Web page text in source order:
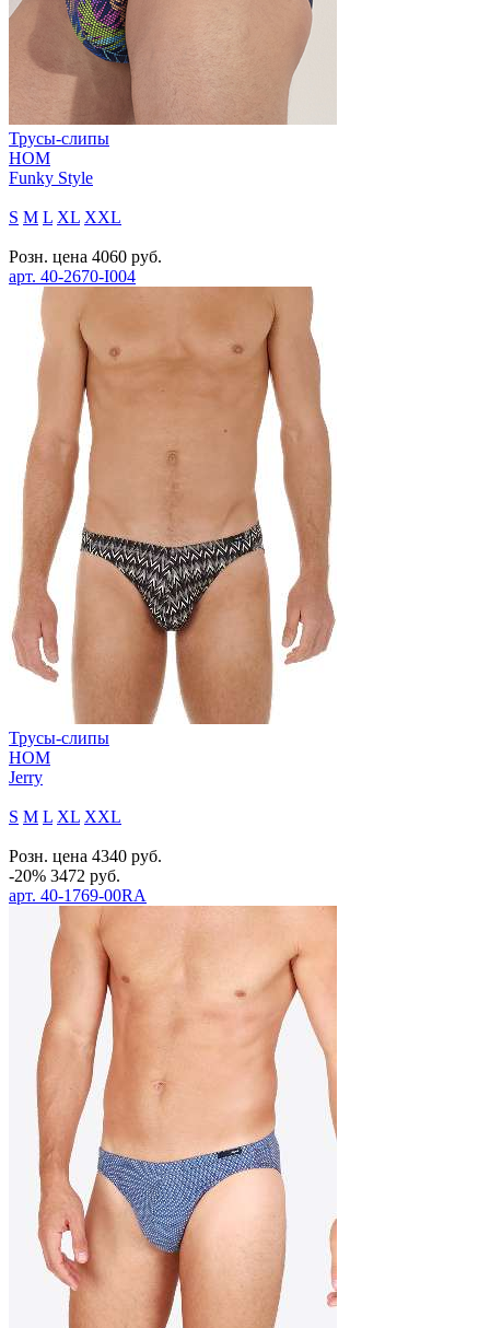
Трусы-слипы
HOM
Funky Style
S M L XL XXL
Розн. цена 4060 руб.
арт. 40-2670-I004
Трусы-слипы
HOM
Jerry
S M L XL XXL
Розн. цена 4340 руб.
-20% 3472 руб.
арт. 40-1769-00RA